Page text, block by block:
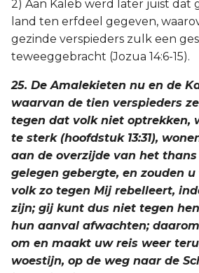
2) Aan Kaleb werd later juist dat
land ten erfdeel gegeven,
gezinde verspieders zulk een
teweeggebracht (Jozua 14:6-15).
25. De Amalekieten nu en de
waarvan de tien verspieders
tegen dat volk niet optrekken,
te sterk (hoofdstuk 13:31),
aan de overzijde van het
gelegen gebergte, en zouden
volk zo tegen Mij rebelleert,
zijn; gij kunt dus niet tegen
hun aanval afwachten;
om en maakt uw reis weer
woestijn, op de weg naar de